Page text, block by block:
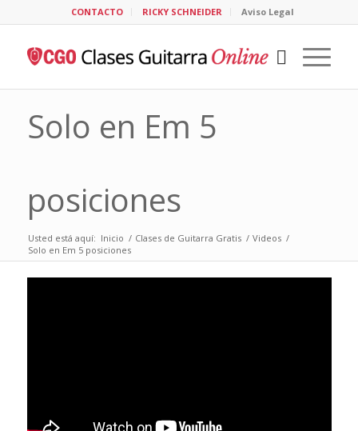
CONTACTO RICKY SCHNEIDER Aviso Legal
Solo en Em 5
posiciones
Usted está aquí: Inicio / Clases de Guitarra Gratis / Videos /
Solo en Em 5 posiciones